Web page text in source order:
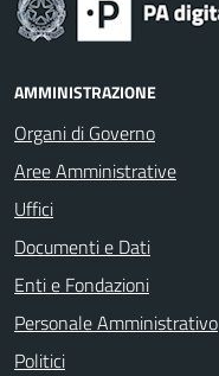
AMMINISTRAZIONE
Organi di Governo
Aree Amministrative
Uffici
Documenti e Dati
Enti e Fondazioni
Personale Amministrativo
Politici